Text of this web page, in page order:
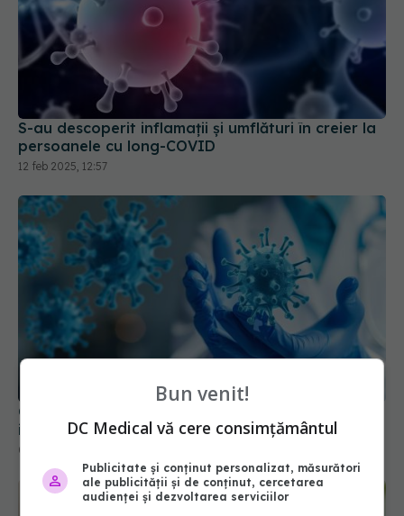
S-au descoperit inflamaţii și umflături în creier la
persoanele cu long-COVID
12 feb 2025, 12:57
COVID, impact pe termen lung asupra sistemului
imunitar. Schimbările sunt semnificative
04 aug 2024, 11:26
Bun venit!
DC Medical vă cere consimțământul
Publicitate și conținut personalizat, măsurători
ale publicității și de conținut, cercetarea
audienței și dezvoltarea serviciilor